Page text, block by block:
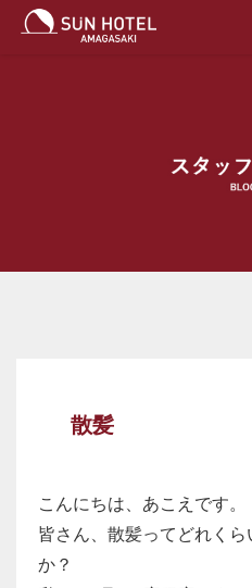
散髪
こんにちは、あこえです。
皆さん、散髪ってどれく
か？